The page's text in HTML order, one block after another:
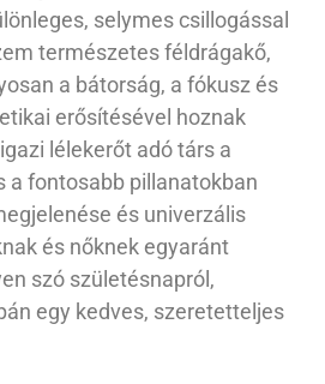
selymes csillogással
természetes féldrágakő,
a bátorság, a fókusz és
erősítésével hoznak
lélekerőt adó társ a
a fontosabb pillanatokban
és univerzális
és nőknek egyaránt
szó születésnapról,
egy kedves, szeretetteljes